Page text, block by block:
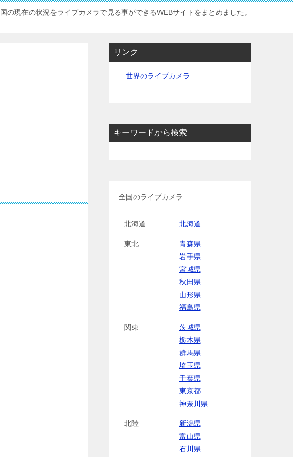
の現在の状況をライブカメラで見る事ができるWEBサイトをまとめました。
リンク
世界のライブカメラ
キーワードから検索
全国のライブカメラ
北海道 北海道
東北
青森県
岩手県
宮城県
秋田県
山形県
福島県
関東
茨城県
栃木県
群馬県
埼玉県
千葉県
東京都
神奈川県
北陸
新潟県
富山県
石川県